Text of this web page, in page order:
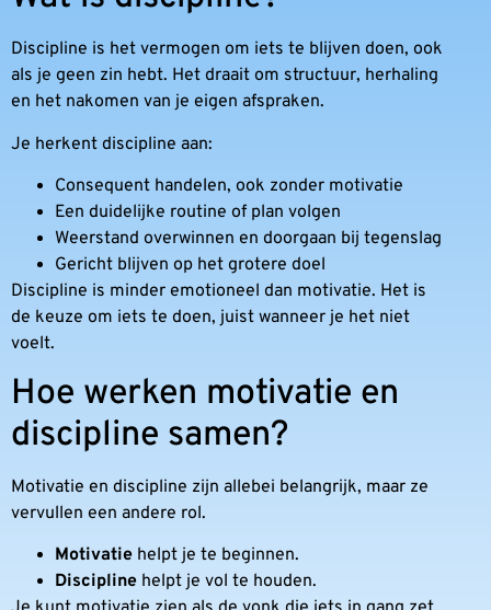
Discipline is het vermogen om iets te blijven doen, ook
als je geen zin hebt. Het draait om structuur, herhaling
en het nakomen van je eigen afspraken.
Je herkent discipline aan:
Consequent handelen, ook zonder motivatie
Een duidelijke routine of plan volgen
Weerstand overwinnen en doorgaan bij tegenslag
Gericht blijven op het grotere doel
Discipline is minder emotioneel dan motivatie. Het is
de keuze om iets te doen, juist wanneer je het niet
voelt.
Hoe werken motivatie en
discipline samen?
Motivatie en discipline zijn allebei belangrijk, maar ze
vervullen een andere rol.
Motivatie helpt je te beginnen.
Discipline helpt je vol te houden.